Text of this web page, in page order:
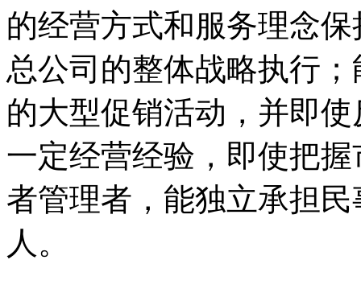
的经营方式和服务理念
总公司的整体战略执行
的大型促销活动，并即
一定经营经验，即使把
者管理者，能独立承担
人。